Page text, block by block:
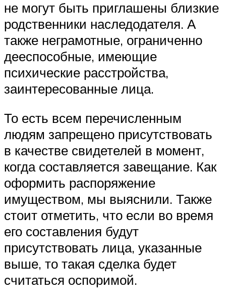
не могут быть приглашены близкие
родственники наследодателя. А
также неграмотные, ограниченно
дееспособные, имеющие
психические расстройства,
заинтересованные лица.
То есть всем перечисленным
людям запрещено присутствовать
в качестве свидетелей в момент,
когда составляется завещание. Как
оформить распоряжение
имуществом, мы выяснили. Также
стоит отметить, что если во время
его составления будут
присутствовать лица, указанные
выше, то такая сделка будет
считаться оспоримой.